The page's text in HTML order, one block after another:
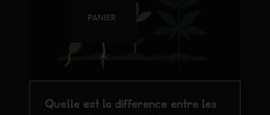
PANIER
Quelle est la différence entre les